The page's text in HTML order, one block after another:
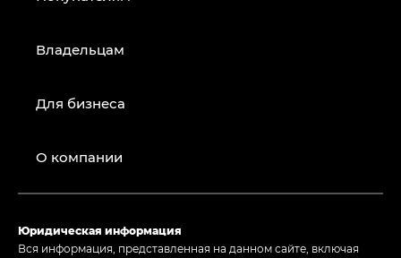
Владельцам
Для бизнеса
О компании
Юридическая информация
Вся информация, представленная на данном сайте, включая